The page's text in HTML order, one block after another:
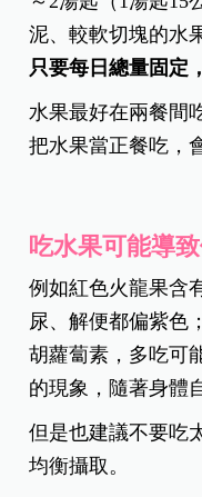
泥、較軟切塊的水
只要每日總量固定
水果最好在兩餐間
把水果當正餐吃，
吃水果可能導
例如紅色火龍果含
尿、解便都偏紫色
胡蘿蔔素，多吃可
的現象，隨著身體
但是也建議不要吃
均衡攝取。